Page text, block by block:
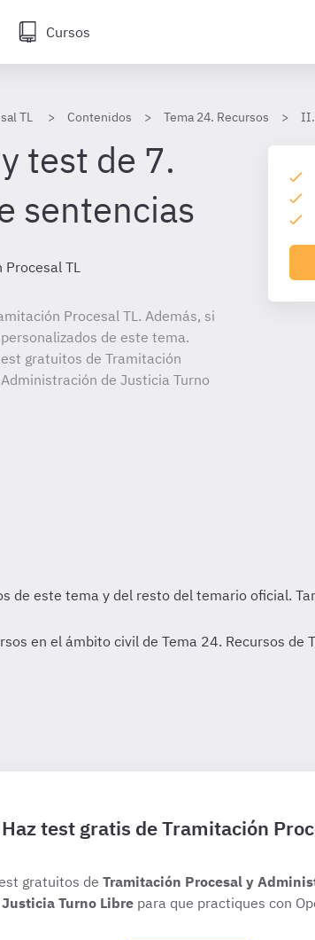
Cursos
TL Contenidos Tema 24. Recursos II.
test de 7.
sentencias
Procesal TL
Procesal TL. Además, si
de este tema.
gratuitos de Tramitación
de Justicia Turno
en el ámbito civil de Tema 24. Recursos
Haz test gratis de Tramitación
gratuitos de Tramitación Procesal y
Justicia Turno Libre para que practiques con